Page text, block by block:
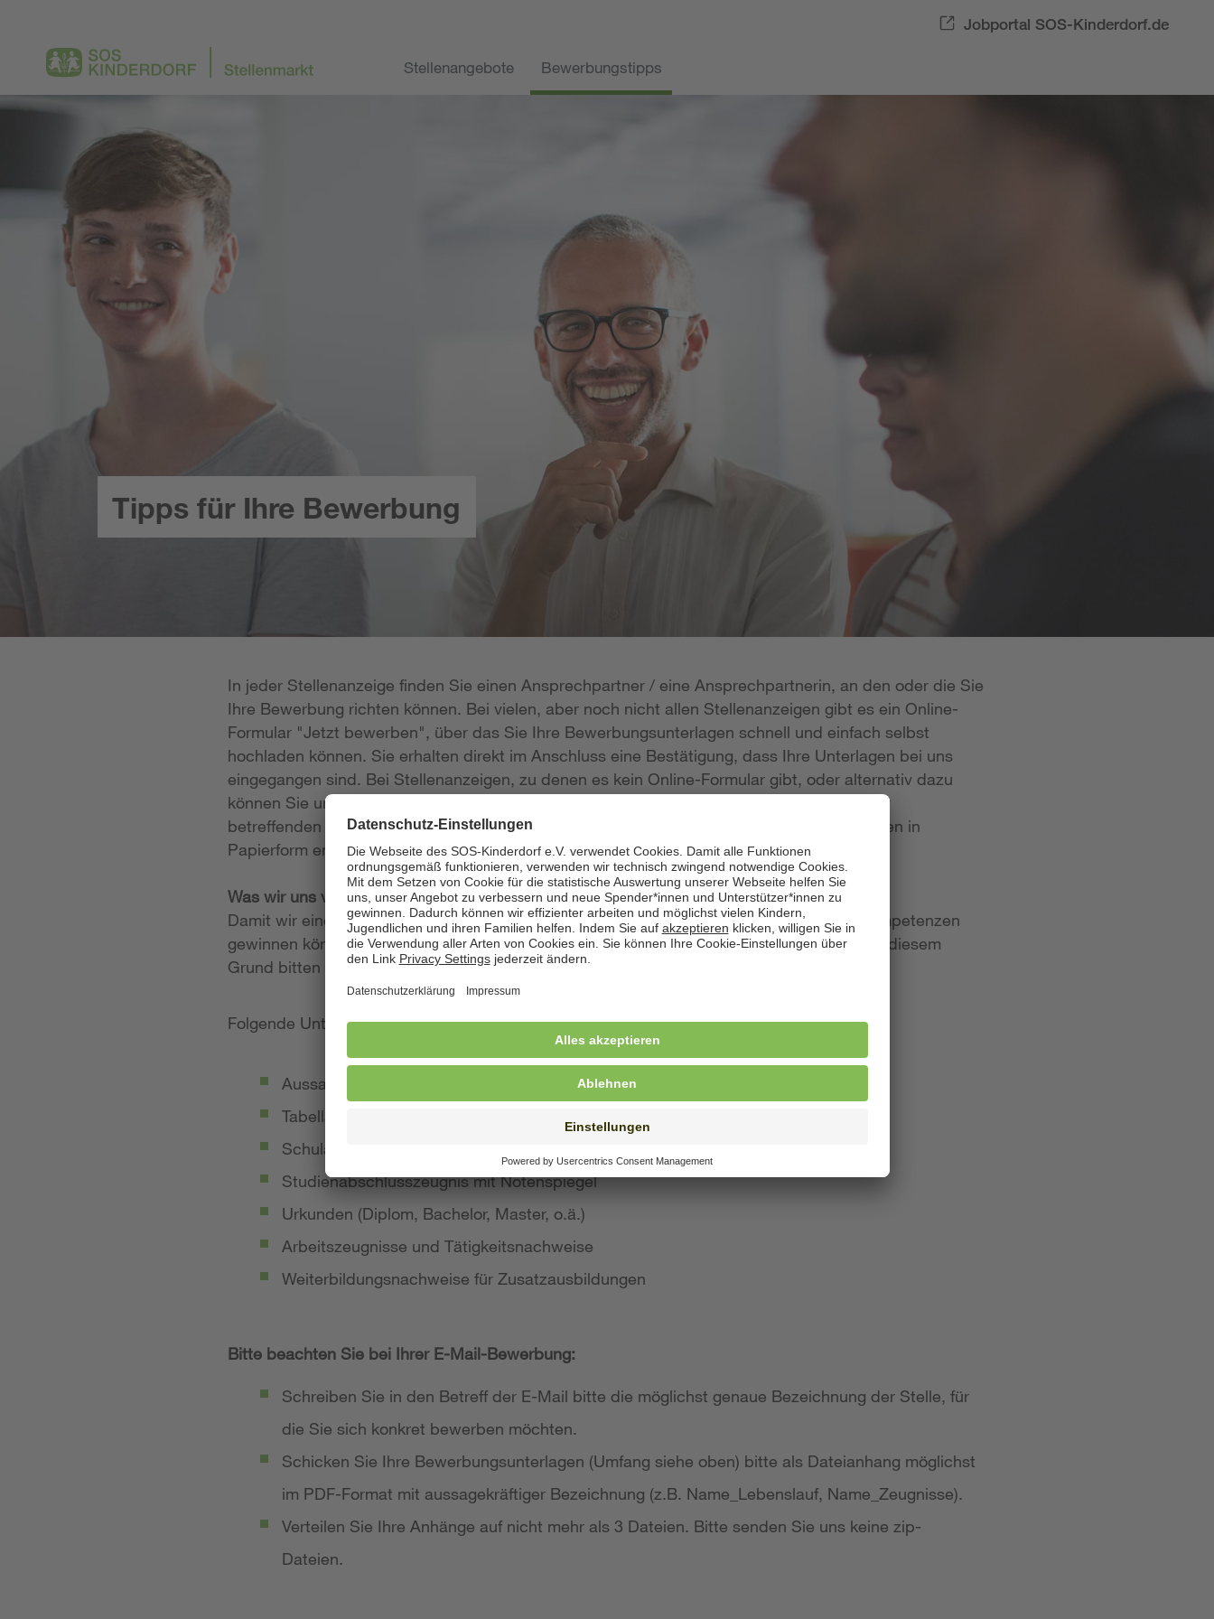
Jobportal SOS-Kinderdorf.de
Stellenangebote Bewerbungstipps
Tipps für Ihre Bewerbung
In jeder Stellenanzeige finden Sie einen Ansprechpartner / eine Ansprechpartnerin, an den oder die Sie
Ihre Bewerbung richten können. Bei vielen, aber noch nicht allen Stellenanzeigen gibt es ein Online-
Formular "Jetzt bewerben", über das Sie Ihre Bewerbungsunterlagen schnell und einfach selbst
hochladen können. Sie erhalten direkt im Anschluss eine Bestätigung, dass Ihre Unterlagen bei uns
eingegangen sind. Bei Stellenanzeigen, zu denen es kein Online-Formular gibt, oder alternativ dazu
können Sie uns Ihre Unterlagen per E-Mail zukommen lassen; die E-Mail-Adresse ist in der
betreffenden Stellenanzeige angegeben. Natürlich nehmen wir weiterhin auch Bewerbungen in
Papierform entgegen.
Was wir uns von Ihrer Bewerbung wünschen
Damit wir einen möglichst konkreten Eindruck von Ihrer Person, Ihren Fähigkeiten und Kompetenzen
gewinnen können, legen wir großen Wert auf aussagekräftige Bewerbungsunterlagen. Aus diesem
Grund bitten wir Sie, von Kurzbewerbungen abzusehen.
Folgende Unterlagen sollte Ihre Bewerbung umfassen:
Aussagekräftiges Anschreiben
Tabellarischer Lebenslauf mit qualifikationsrelevanten Inhalten
Schulabschluss- und Ausbildungszeugnisse mit Notenspiegel
Studienabschlusszeugnis mit Notenspiegel
Urkunden (Diplom, Bachelor, Master, o.ä.)
Arbeitszeugnisse und Tätigkeitsnachweise
Weiterbildungsnachweise für Zusatzausbildungen
Bitte beachten Sie bei Ihrer E-Mail-Bewerbung:
Schreiben Sie in den Betreff der E-Mail bitte die möglichst genaue Bezeichnung der Stelle, für
die Sie sich konkret bewerben möchten.
Schicken Sie Ihre Bewerbungsunterlagen (Umfang siehe oben) bitte als Dateianhang möglichst
im PDF-Format mit aussagekräftiger Bezeichnung (z.B. Name_Lebenslauf, Name_Zeugnisse).
Verteilen Sie Ihre Anhänge auf nicht mehr als 3 Dateien. Bitte senden Sie uns keine zip-
Dateien.